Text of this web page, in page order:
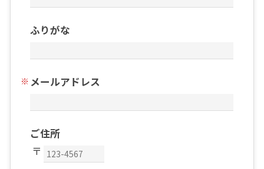
ふりがな
メールアドレス
ご住所